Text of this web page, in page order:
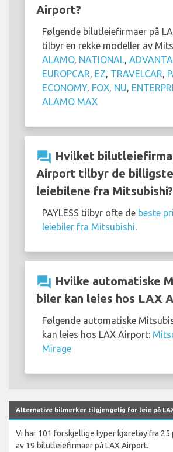
Airport?
Følgende bilutleiefirmaer på
tilbyr en rekke modeller av
ALAMO, NATIONAL,
EUROPCAR, EZ, TRAVELCAR,
ECONOMY, FOX, NU,
ALAMO MAX
question_answer Hvilket
Airport tilbyr de billigste
leiebilene fra Mitsubishi?
PAYLESS tilbyr ofte de beste
leiebiler fra Mitsubishi.
question_answer Hvilke automatiske
biler kan leies hos LAX
Følgende automatiske
kan leies hos LAX Airport:
Mirage
Alternative bilmerker tilgjengelig for leie på
Vi har 101 forskjellige typer kjøretøy fra
av 19 bilutleiefirmaer på LAX Airport.